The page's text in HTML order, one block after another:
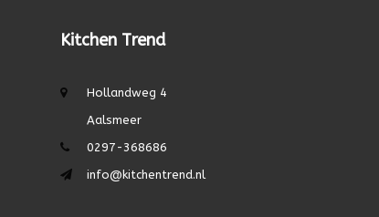
Kitchen Trend
Hollandweg 4
Aalsmeer
0297-368686
info@kitchentrend.nl